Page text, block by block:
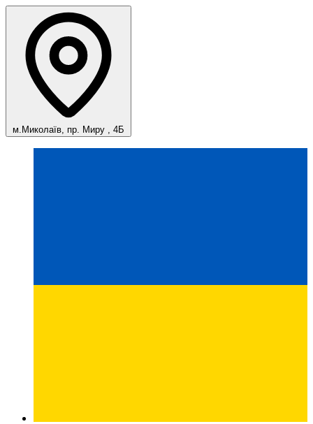
м.Миколаїв, пр. Миру , 4Б